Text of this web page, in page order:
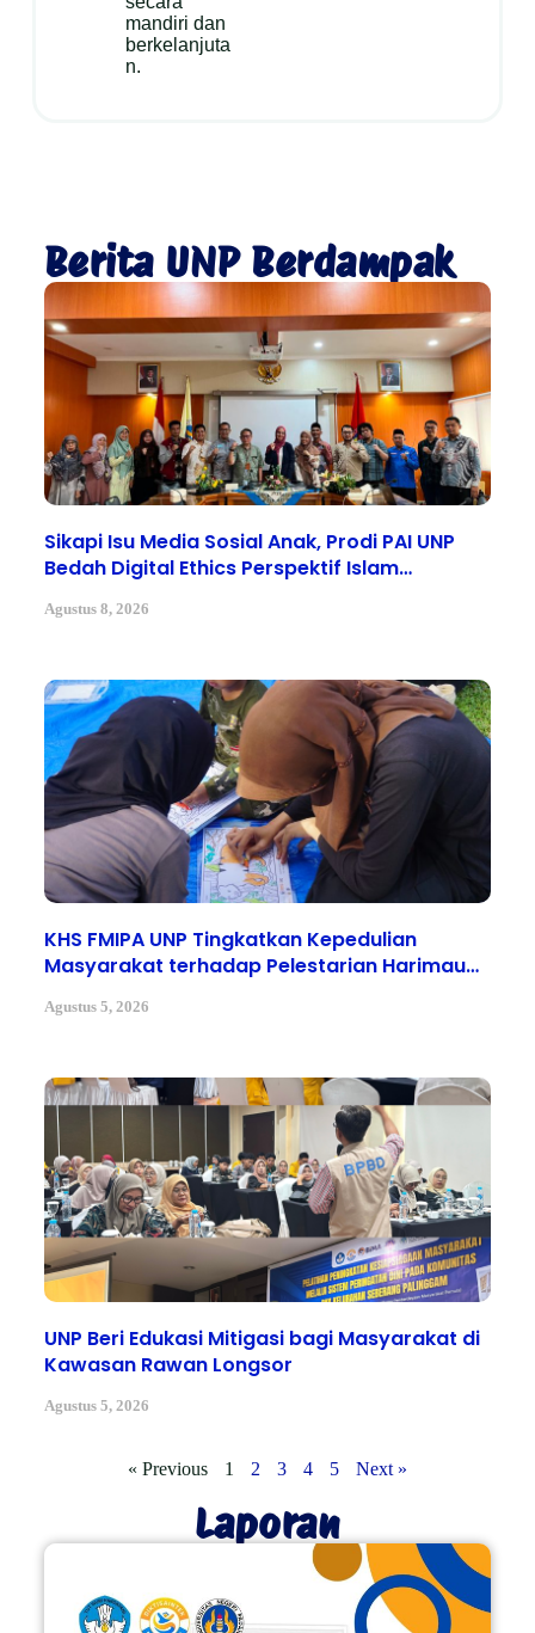
mandiri dan
berkelanjuta
n.
Berita UNP Berdampak
Sikapi Isu Media Sosial Anak, Prodi PAI UNP
Bedah Digital Ethics Perspektif Islam
Agustus 8, 2026
KHS FMIPA UNP Tingkatkan Kepedulian
Masyarakat terhadap Pelestarian Harimau
Agustus 5, 2026
UNP Beri Edukasi Mitigasi bagi Masyarakat di
Kawasan Rawan Longsor
Agustus 5, 2026
« Previous 1 2 3 4 5 Next »
Laporan